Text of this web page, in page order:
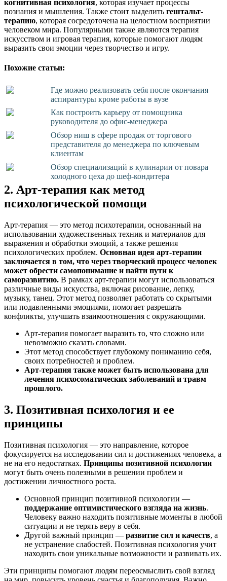
когнитивная психология, которая изучает процессы
познания и мышления. Также стоит выделить гештальт-
терапию, которая сосредоточена на целостном восприятии
человеком мира. Популярными также являются терапия
искусством и игровая терапия, которые помогают людям
выразить свои эмоции через творчество и игру.
Похожие статьи:
Где можно реализовать себя после окончания
аспирантуры кроме работы в вузе
Как построить карьеру от помощника
руководителя до офис-менеджера
Обзор ниш в сфере продаж от торгового
представителя до менеджера по ключевым
клиентам
Обзор специализаций в кулинарии от повара
холодного цеха до шеф-кондитера
2. Арт-терапия как метод
психологической помощи
Арт-терапия — это метод психотерапии, основанный на
использовании художественных техник и материалов для
выражения и обработки эмоций, а также решения
психологических проблем. Основная идея арт-терапии
заключается в том, что через творческий процесс человек
может обрести самопонимание и найти пути к
саморазвитию. В рамках арт-терапии могут использоваться
различные виды искусства, включая рисование, лепку,
музыку, танец. Этот метод позволяет работать со скрытыми
или подавленными эмоциями, помогает разрешать
конфликты, улучшать взаимоотношения с окружающими.
Арт-терапия помогает выразить то, что сложно или
невозможно сказать словами.
Этот метод способствует глубокому пониманию себя,
своих потребностей и проблем.
Арт-терапия также может быть использована для
лечения психосоматических заболеваний и травм
прошлого.
3. Позитивная психология и ее
принципы
Позитивная психология — это направление, которое
фокусируется на исследовании сил и достижениях человека, а
не на его недостатках. Принципы позитивной психологии
могут быть очень полезными в решении проблем и
достижении личностного роста.
Основной принцип позитивной психологии —
поддержание оптимистического взгляда на жизнь.
Человеку важно находить позитивные моменты в любой
ситуации и не терять веру в себя.
Другой важный принцип — развитие сил и качеств, а
не устранение слабостей. Позитивная психология учит
находить свои уникальные возможности и развивать их.
Эти принципы помогают людям переосмыслить свой взгляд